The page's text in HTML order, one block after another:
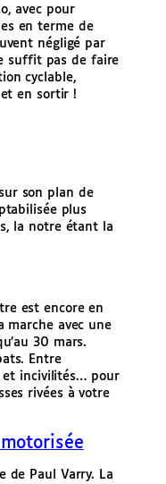
avec pour
en terme de
négligé par
suffit pas de faire
cyclable,
en sortir !
son plan de
plus
la notre étant la
est encore en
marche avec une
30 mars.
Entre
et incivilités… pour
rivées à votre
de Paul Varry. La